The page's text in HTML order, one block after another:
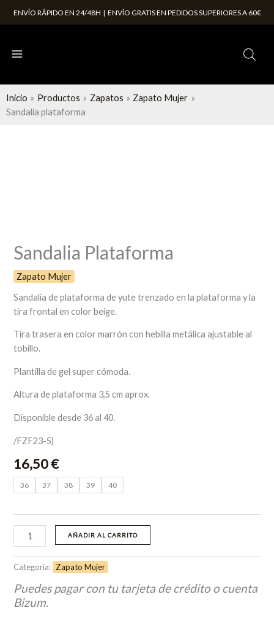
ENVÍO RÁPIDO EN 24/48H | ENVÍO GRATIS EN PEDIDOS SUPERIORES A 60€
Inicio Productos Zapatos
Zapato Mujer
Sandalia plataforma
Sandalia Plataforma
Zapato Mujer
Sandalia de plataforma de yute trenzado en la plataforma y la
tira frontal en color beige.
Tira trasera en color marrón con hebilla metálica ajustable al
tobillo.
Plantilla de gel super cómoda.
Altura de plataforma 3,5 cm aprox.
Disponible desde 36 al 40.
/FZF23-5)
16,50€
36 37 38 39 40
AÑADIR AL CARRITO
Categoría: Zapato Mujer
Puedes pagar con tu tarjeta de crédito o cuenta
Bizum.